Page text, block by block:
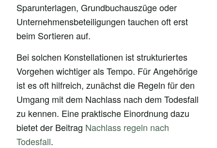
Sparunterlagen, Grundbuchauszüge oder
Unternehmensbeteiligungen tauchen oft erst
beim Sortieren auf.
Bei solchen Konstellationen ist strukturiertes
Vorgehen wichtiger als Tempo. Für Angehörige
ist es oft hilfreich, zunächst die Regeln für den
Umgang mit dem Nachlass nach dem Todesfall
zu kennen. Eine praktische Einordnung dazu
bietet der Beitrag Nachlass regeln nach
Todesfall.